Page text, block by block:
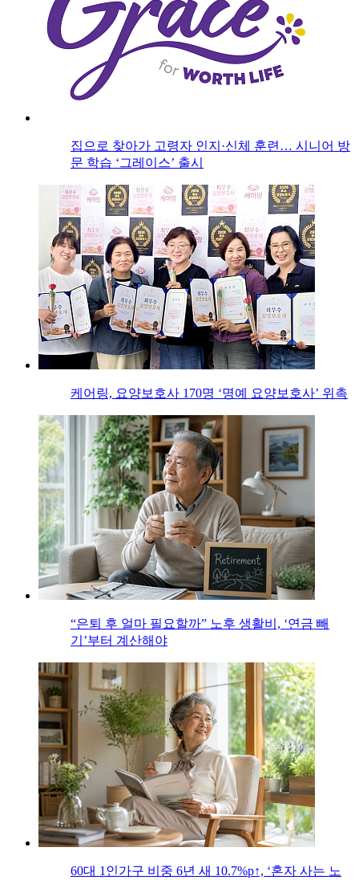
집으로 찾아가 고령자 인지·신체 훈련… 시니어 방
문 학습 ‘그레이스’ 출시
케어링, 요양보호사 170명 ‘명예 요양보호사’ 위촉
“은퇴 후 얼마 필요할까” 노후 생활비, ‘연금 빼
기’부터 계산해야
60대 1인가구 비중 6년 새 10.7%p↑, ‘혼자 사는 노